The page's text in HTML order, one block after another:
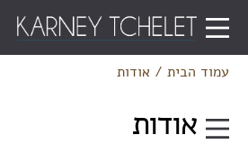
עמוד הבית/ אודות
אודות